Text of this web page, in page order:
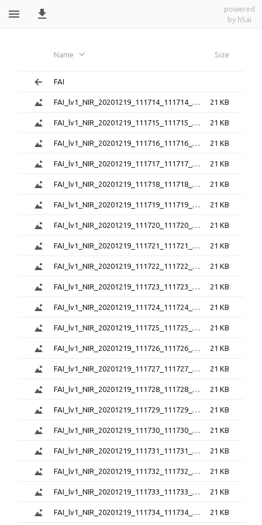
powered
by h5ai
Name Size
FAI
FAI_lv1_NIR_20201219_111714_111714_6.0.1.png 21 KB
FAI_lv1_NIR_20201219_111715_111715_6.0.1.png 21 KB
FAI_lv1_NIR_20201219_111716_111716_6.0.1.png 21 KB
FAI_lv1_NIR_20201219_111717_111717_6.0.1.png 21 KB
FAI_lv1_NIR_20201219_111718_111718_6.0.1.png 21 KB
FAI_lv1_NIR_20201219_111719_111719_6.0.1.png 21 KB
FAI_lv1_NIR_20201219_111720_111720_6.0.1.png 21 KB
FAI_lv1_NIR_20201219_111721_111721_6.0.1.png 21 KB
FAI_lv1_NIR_20201219_111722_111722_6.0.1.png 21 KB
FAI_lv1_NIR_20201219_111723_111723_6.0.1.png 21 KB
FAI_lv1_NIR_20201219_111724_111724_6.0.1.png 21 KB
FAI_lv1_NIR_20201219_111725_111725_6.0.1.png 21 KB
FAI_lv1_NIR_20201219_111726_111726_6.0.1.png 21 KB
FAI_lv1_NIR_20201219_111727_111727_6.0.1.png 21 KB
FAI_lv1_NIR_20201219_111728_111728_6.0.1.png 21 KB
FAI_lv1_NIR_20201219_111729_111729_6.0.1.png 21 KB
FAI_lv1_NIR_20201219_111730_111730_6.0.1.png 21 KB
FAI_lv1_NIR_20201219_111731_111731_6.0.1.png 21 KB
FAI_lv1_NIR_20201219_111732_111732_6.0.1.png 21 KB
FAI_lv1_NIR_20201219_111733_111733_6.0.1.png 21 KB
FAI_lv1_NIR_20201219_111734_111734_6.0.1.png 21 KB